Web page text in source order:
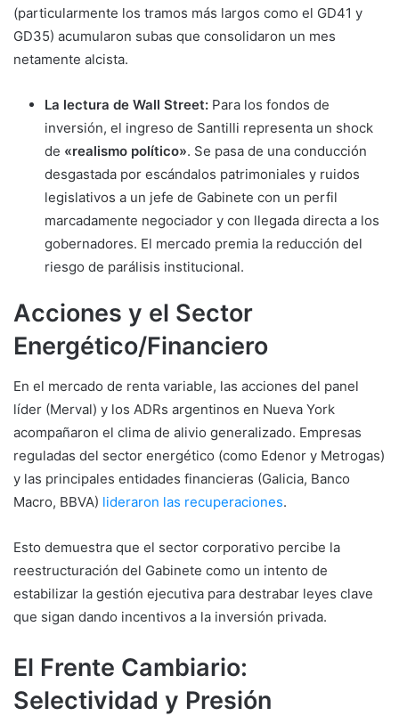
(particularmente los tramos más largos como el GD41 y
GD35) acumularon subas que consolidaron un mes
netamente alcista.
La lectura de Wall Street: Para los fondos de
inversión, el ingreso de Santilli representa un shock
de «realismo político». Se pasa de una conducción
desgastada por escándalos patrimoniales y ruidos
legislativos a un jefe de Gabinete con un perfil
marcadamente negociador y con llegada directa a los
gobernadores. El mercado premia la reducción del
riesgo de parálisis institucional.
Acciones y el Sector
Energético/Financiero
En el mercado de renta variable, las acciones del panel
líder (Merval) y los ADRs argentinos en Nueva York
acompañaron el clima de alivio generalizado. Empresas
reguladas del sector energético (como Edenor y Metrogas)
y las principales entidades financieras (Galicia, Banco
Macro, BBVA) lideraron las recuperaciones.
Esto demuestra que el sector corporativo percibe la
reestructuración del Gabinete como un intento de
estabilizar la gestión ejecutiva para destrabar leyes clave
que sigan dando incentivos a la inversión privada.
El Frente Cambiario:
Selectividad y Presión